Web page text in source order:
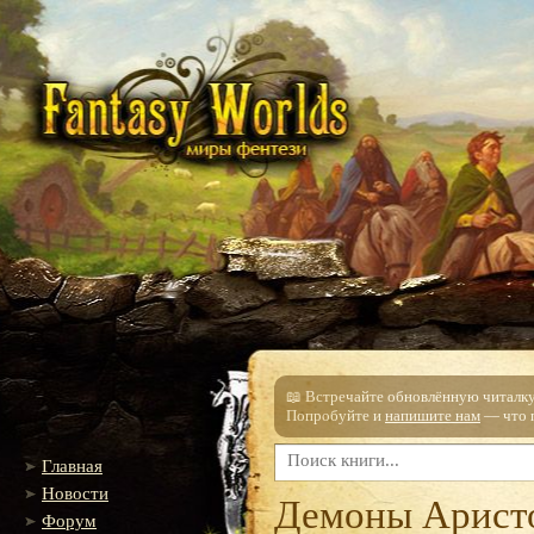
Главная
Новости
Форум
📖 Встречайте обновлённую
Попробуйте и напишите нам — что
Демоны